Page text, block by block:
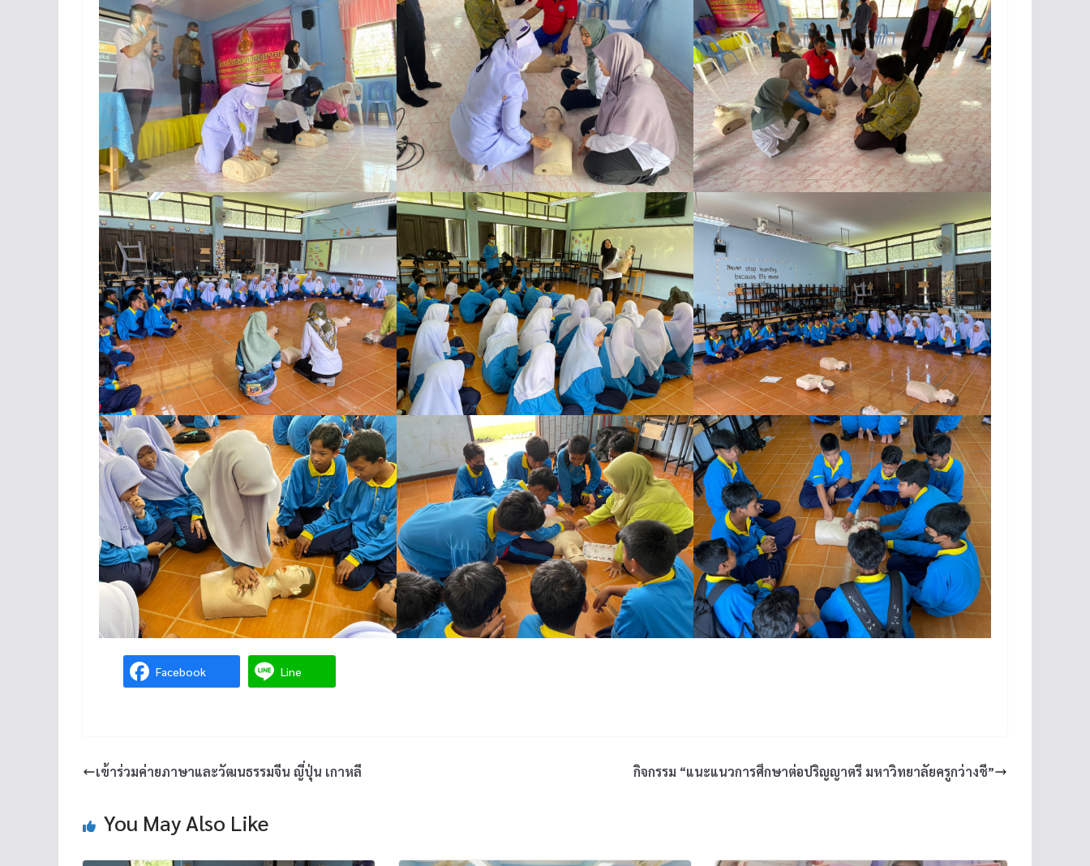
Facebook Line
เข้าร่วมค่ายภาษาและวัฒนธรรมจีน ญี่ปุ่น เกาหลี กิจกรรม “แนะแนวการศึกษาต่อปริญญาตรี มหาวิทยาลัยครูกว่างชี”
You May Also Like